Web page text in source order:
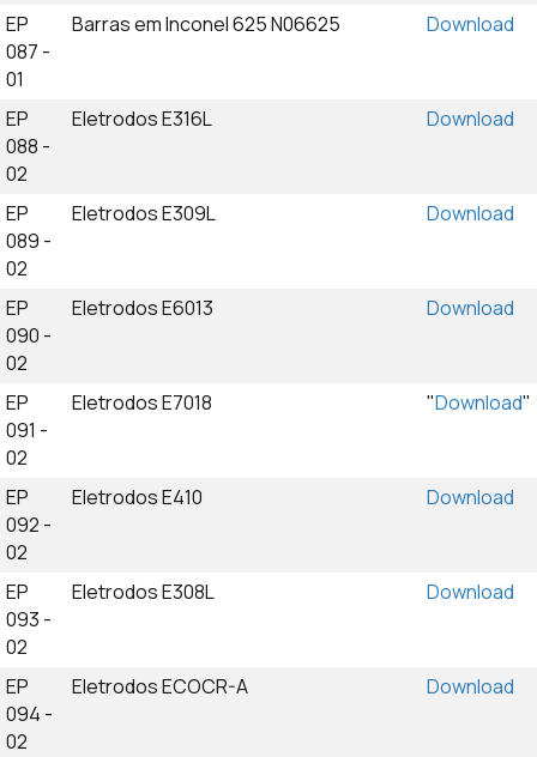
EP
087 -
01
Barras em Inconel 625 N06625 Download
EP
088 -
02
Eletrodos E316L Download
EP
089 -
02
Eletrodos E309L Download
EP
090 -
02
Eletrodos E6013 Download
EP
091 -
02
Eletrodos E7018 "Download"
EP
092 -
02
Eletrodos E410 Download
EP
093 -
02
Eletrodos E308L Download
EP
094 -
02
Eletrodos ECOCR-A Download